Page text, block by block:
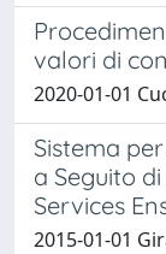
valori di
2020-01-01
Sistema
a Seguito
Services
2015-01-01